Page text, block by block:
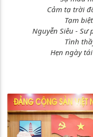
Cảm tạ trời
Tạm
Nguyễn Siêu - Sư
Tình
Hẹn ngày